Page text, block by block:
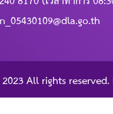
All rights reserved.